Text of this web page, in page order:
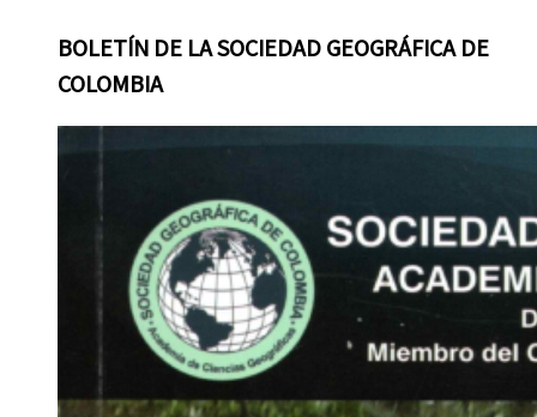
BOLETÍN DE LA SOCIEDAD GEOGRÁFICA DE
COLOMBIA